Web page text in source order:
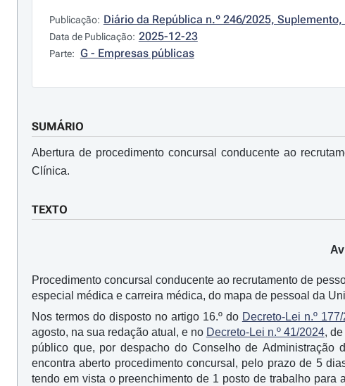
Publicação: Diário da República n.º 246/2025,
Data de Publicação: 2025-12-23
Parte: G - Empresas públicas
SUMÁRIO
Abertura de procedimento concursal conducente ao
Clínica.
TEXTO
Procedimento concursal conducente ao recrutamento de
especial médica e carreira médica, do mapa de pessoal da
Nos termos do disposto no artigo 16.º do Decreto-Lei n.º
agosto, na sua redação atual, e no Decreto-Lei n.º 41/2024,
público que, por despacho do Conselho de
encontra aberto procedimento concursal, pelo prazo de 5
tendo em vista o preenchimento de 1 posto de trabalho